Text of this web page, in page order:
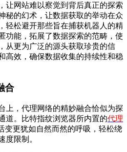
让网站难以察觉到背后真正的探索
秘的幻术，让数据获取的举动在众
轻松避开那些旨在捕获机器人的精
功能，拓展了数据探索的范畴，使
从更为广泛的源头获取珍贵的信
高效，确保数据收集的持续性和稳
合
，代理网络的精妙融合恰似为探
道。比特指纹浏览器所内置的代理
变更犹如自然而然的呼吸，轻松绕
度限制。